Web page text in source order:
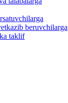
beruvchilarga
taklif